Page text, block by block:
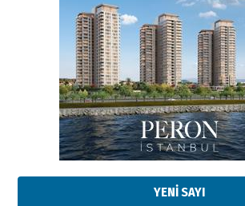
YENİ SAYI
Esat BİNDESEN
Başkan Sekmen’den Erzurum’a
bir vizyon proje daha!
02 Ağustos 2026 Pazar
Kadir SABUNCUOĞLU
Erzurumspor’un köşe taşları
29 Haziran 2026 Pazartesi
Kenan GÜLERCİ